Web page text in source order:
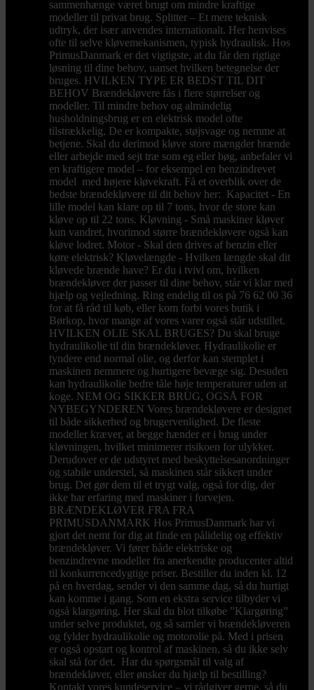
sammenhænge været brugt om mindre kraftige
modeller til privat brug. Splitter – Et mere teknisk
udtryk, der især anvendes internationalt. Her henvises
ofte til selve kløvemekanismen, typisk hydraulisk. Hos
PrimusDanmark er det vigtigste, at du får den rigtige
løsning til dine behov, uanset hvilken betegnelse der
bruges. HVILKEN TYPE ER BEDST TIL DIT
BEHOV Brændekløvere fås i flere størrelser og
modeller. Til mindre behov og almindelig
husholdningsbrug er en elektrisk model ofte
tilstrækkelig. De er kompakte, støjsvage og nemme at
betjene. Skal du derimod kløve store mængder brænde
eller arbejde med sejt træ som eg eller bøg, anbefaler vi
en kraftigere model – for eksempel en benzindrevet
model med højere kløvekraft. Få et overblik over de
bedste brændekløvere til dit behov her: Kapacitet - En
lille model kan klare op til 7 tons, hvor de store kan
kløve op til 22 tons. Kløvning - Små maskiner kløver
kun vandret, hvorimod større brændekløvere også kan
kløve lodret. Motor - Skal den drives af benzin eller
køre elektrisk? Kløvelængde - Hvilken længde skal dit
kløvede brænde have? Er du i tvivl om, hvilken
brændekløver der passer til dine behov, står vi klar med
hjælp og vejledning. Ring endelig til os på 76 62 00 36
for at få råd til køb, eller kom forbi vores butik i
Børkop, hvor mange af vores varer også står udstillet.
HVILKEN OLIE SKAL BRUGES? Du skal bruge
hydraulikolie til din brændekløver. Hydraulikolie er
tyndere end normal olie, og derfor kan stemplet i
maskinen nemmere og hurtigere bevæge sig. Desuden
kan hydraulikolie bedre tåle høje temperaturer uden at
koge. NEM OG SIKKER BRUG, OGSÅ FOR
NYBEGYNDEREN Vores brændekløvere er designet
til både sikkerhed og brugervenlighed. De fleste
modeller kræver, at begge hænder er i brug under
kløvningen, hvilket minimerer risikoen for ulykker.
Derudover er de udstyret med beskyttelsesanordninger
og stabile understel, så maskinen står sikkert under
brug. Det gør dem til et trygt valg, også for dig, der
ikke har erfaring med maskiner i forvejen.
BRÆNDEKLØVER FRA FRA
PRIMUSDANMARK Hos PrimusDanmark har vi
gjort det nemt for dig at finde en pålidelig og effektiv
brændekløver. Vi fører både elektriske og
benzindrevne modeller fra anerkendte producenter altid
til konkurrencedygtige priser. Bestiller du inden kl. 12
på en hverdag, sender vi den samme dag, så du hurtigt
kan komme i gang. Som en ekstra service tilbyder vi
også klargøring. Her skal du blot tilkøbe ”Klargøring”
under selve produktet, og så samler vi brændekløveren
og fylder hydraulikolie og motorolie på. Med i prisen
er også opstart og kontrol af maskinen, så du ikke selv
skal stå for det. Har du spørgsmål til valg af
brændekløver, eller ønsker du hjælp til bestilling?
Kontakt vores kundeservice – vi rådgiver gerne, så du